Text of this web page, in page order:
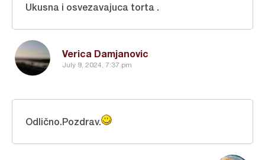
Verica Damjanovic
July 9, 2024, 7:37 pm
Ukusna i osvezavajuca torta .
Odlično.Pozdrav.